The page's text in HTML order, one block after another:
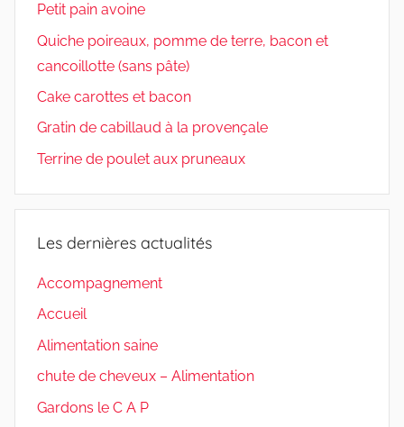
Petit pain avoine
Quiche poireaux, pomme de terre, bacon et
cancoillotte (sans pâte)
Cake carottes et bacon
Gratin de cabillaud à la provençale
Terrine de poulet aux pruneaux
Les dernières actualités
Accompagnement
Accueil
Alimentation saine
chute de cheveux – Alimentation
Gardons le C A P